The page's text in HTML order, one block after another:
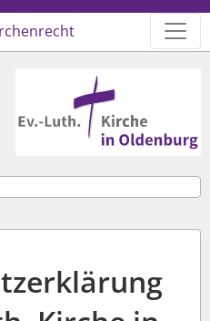
"*", Bsp. Pfarrer*, findet
finden Sie in unserer Hilfe.
Logo Ev.-Luth. Kirche in